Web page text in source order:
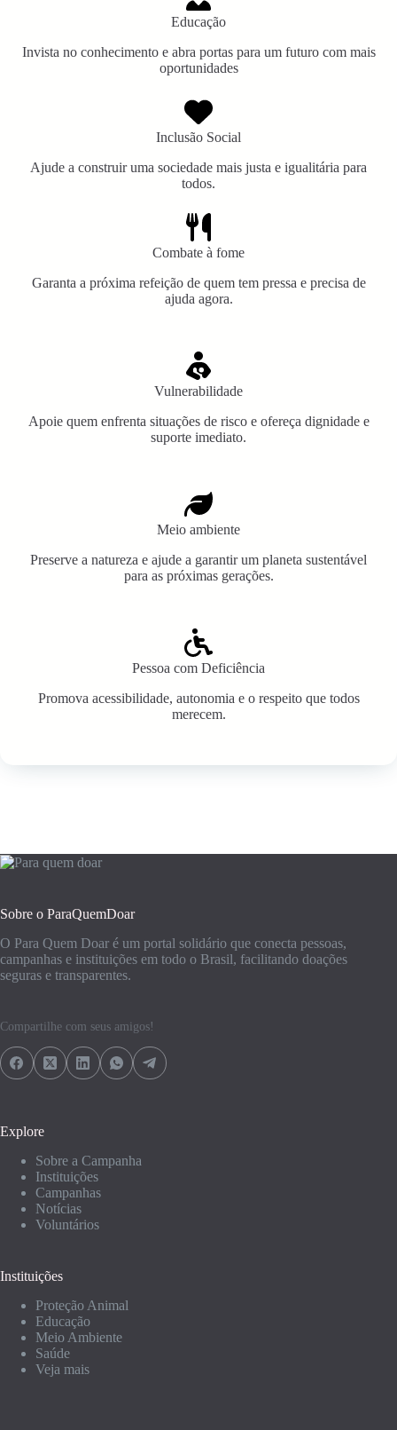
Educação
Invista no conhecimento e abra portas para um futuro com mais
oportunidades
Inclusão Social
Ajude a construir uma sociedade mais justa e igualitária para
todos.
Combate à fome
Garanta a próxima refeição de quem tem pressa e precisa de
ajuda agora.
Vulnerabilidade
Apoie quem enfrenta situações de risco e ofereça dignidade e
suporte imediato.
Meio ambiente
Preserve a natureza e ajude a garantir um planeta sustentável
para as próximas gerações.
Pessoa com Deficiência
Promova acessibilidade, autonomia e o respeito que todos
merecem.
Sobre o ParaQuemDoar
O Para Quem Doar é um portal solidário que conecta pessoas,
campanhas e instituições em todo o Brasil, facilitando doações
seguras e transparentes.
Compartilhe com seus amigos!
Explore
Sobre a Campanha
Instituições
Campanhas
Notícias
Voluntários
Instituições
Proteção Animal
Educação
Meio Ambiente
Saúde
Veja mais